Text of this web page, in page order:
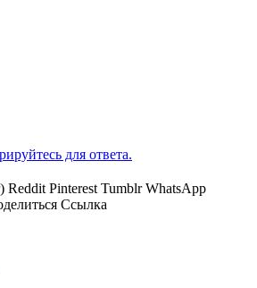
для ответа.
Reddit Pinterest Tumblr WhatsApp
Ссылка